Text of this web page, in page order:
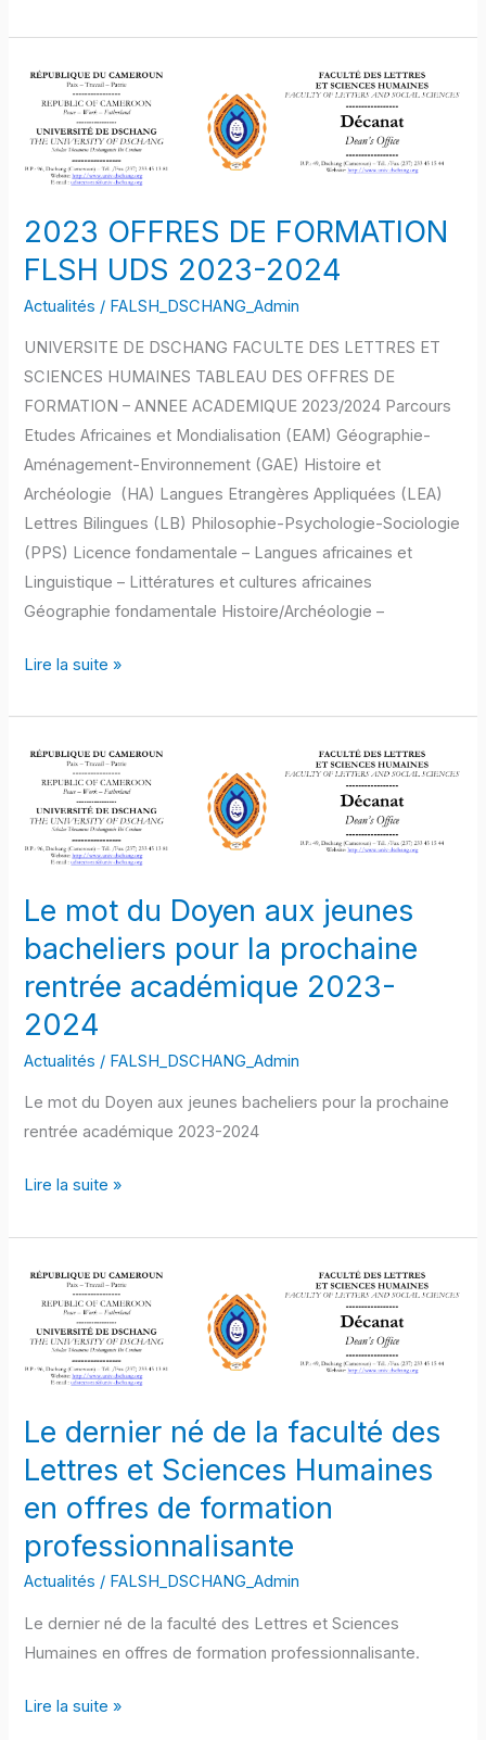
2023 OFFRES DE FORMATION
FLSH UDS 2023-2024
Actualités / FALSH_DSCHANG_Admin
UNIVERSITE DE DSCHANG FACULTE DES LETTRES ET
SCIENCES HUMAINES TABLEAU DES OFFRES DE
FORMATION – ANNEE ACADEMIQUE 2023/2024 Parcours
Etudes Africaines et Mondialisation (EAM) Géographie-
Aménagement-Environnement (GAE) Histoire et
Archéologie (HA) Langues Etrangères Appliquées (LEA)
Lettres Bilingues (LB) Philosophie-Psychologie-Sociologie
(PPS) Licence fondamentale – Langues africaines et
Linguistique – Littératures et cultures africaines
Géographie fondamentale Histoire/Archéologie –
2023
OFFRES
DE
FORMATION
UDS
2024
Lire la suite »
Le mot du Doyen aux jeunes
bacheliers pour la prochaine
rentrée académique 2023-
2024
Actualités / FALSH_DSCHANG_Admin
Le mot du Doyen aux jeunes bacheliers pour la prochaine
rentrée académique 2023-2024
Le
mot
du
Doyen
jeunes
pour
la
prochaine
2023-
2024
Lire la suite »
Le dernier né de la faculté des
Lettres et Sciences Humaines
en offres de formation
professionnalisante
Actualités / FALSH_DSCHANG_Admin
Le dernier né de la faculté des Lettres et Sciences
Humaines en offres de formation professionnalisante.
Le
dernier
né
de
faculté
Lettres
et
Sciences
Humaines
offres
de
professionnalisante
Lire la suite »